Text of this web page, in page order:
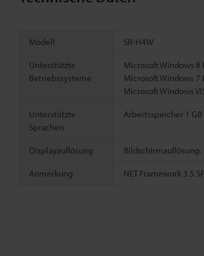
Modell SR-H4W
Unterstützte
Betriebssysteme
Microsoft Windows 8
Microsoft Windows 7
Microsoft Windows
Unterstützte
Sprachen
Arbeitsspeicher 1
Displayauflösung
Anmerkung NET Framework 3.5